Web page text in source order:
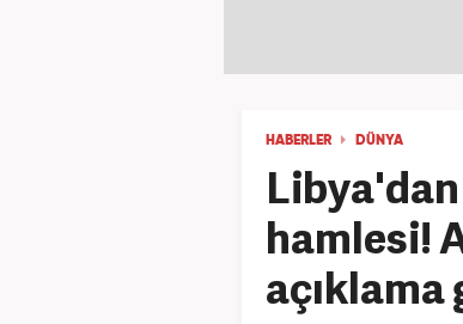
HABERLER DÜNYA
hamlesi!
açıklama